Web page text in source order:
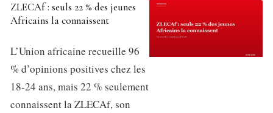
ZLECAf : seuls 22 % des jeunes
Africains la connaissent
L’Union africaine recueille 96
% d’opinions positives chez les
18-24 ans, mais 22 % seulement
connaissent la ZLECAf, son